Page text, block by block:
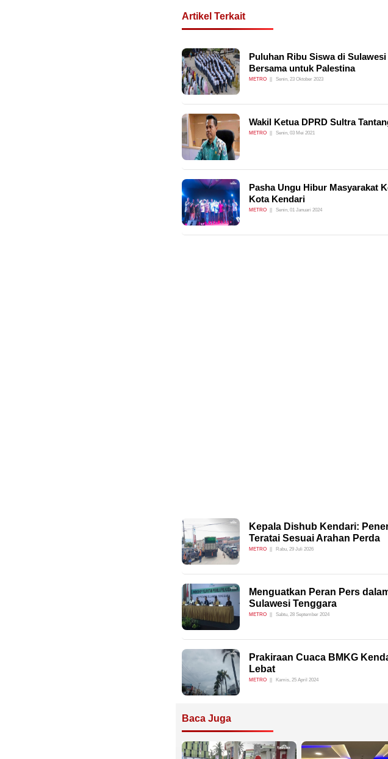
Artikel Terkait
Puluhan Ribu Siswa di
Bersama untuk Palestina
METRO Senin, 23 Oktober 2023
Wakil Ketua DPRD Sultra
METRO Senin, 03 Mei 2021
Pasha Ungu Hibur Masyarakat
Kota Kendari
METRO Senin, 01 Januari 2024
Kepala Dishub Kendari:
Teratai Sesuai Arahan Perda
METRO Rabu, 29 Juli 2026
Menguatkan Peran Pers
Sulawesi Tenggara
METRO Sabtu, 28 September 2024
Prakiraan Cuaca BMKG
Lebat
METRO Kamis, 25 April 2024
Baca Juga